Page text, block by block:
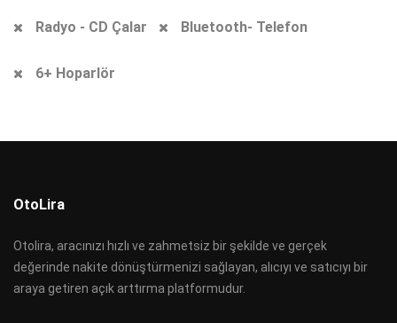
Radyo - CD Çalar Bluetooth- Telefon
6+ Hoparlör
OtoLira
Otolira, aracınızı hızlı ve zahmetsiz bir şekilde ve gerçek
değerinde nakite dönüştürmenizi sağlayan, alıcıyı ve satıcıyı bir
araya getiren açık arttırma platformudur.